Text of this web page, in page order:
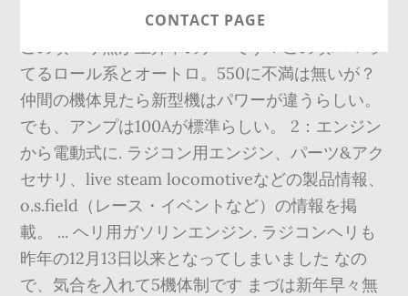
CONTACT PAGE
この頃ヘリ熱が上昇中のナベです！この頃ハマっ
てるロール系とオートロ。550に不満は無いが？
仲間の機体見たら新型機はパワーが違うらしい。
でも、アンプは100Aが標準らしい。 2：エンジン
から電動式に. ラジコン用エンジン、パーツ&アク
セサリ、live steam locomotiveなどの製品情報、
o.s.field（レース・イベントなど）の情報を掲
載。 ... ヘリ用ガソリンエンジン. ラジコンヘリも
昨年の12月13日以来となってしまいました なの
で、気合を入れて5機体制です まづは新年早々無